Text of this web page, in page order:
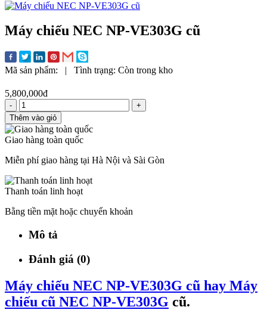
Máy chiếu NEC NP-VE303G cũ
Mã sản phẩm: | Tình trạng: Còn trong kho
5,800,000đ
-
+
Thêm vào giỏ
Giao hàng toàn quốc
Miễn phí giao hàng tại Hà Nội và Sài Gòn
Thanh toán linh hoạt
Bằng tiền mặt hoặc chuyển khoản
Mô tả
Đánh giá (0)
Máy chiếu NEC NP-VE303G cũ hay Máy
chiếu cũ NEC NP-VE303G cũ.